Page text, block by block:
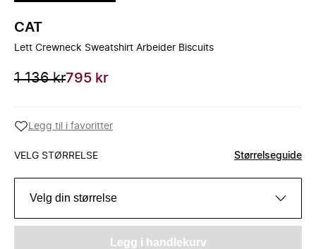
CAT
Lett Crewneck Sweatshirt Arbeider Biscuits
1 136 kr795 kr
Legg til i favoritter
VELG STØRRELSE Størrelseguide
Velg din størrelse
Legg i handlekurv